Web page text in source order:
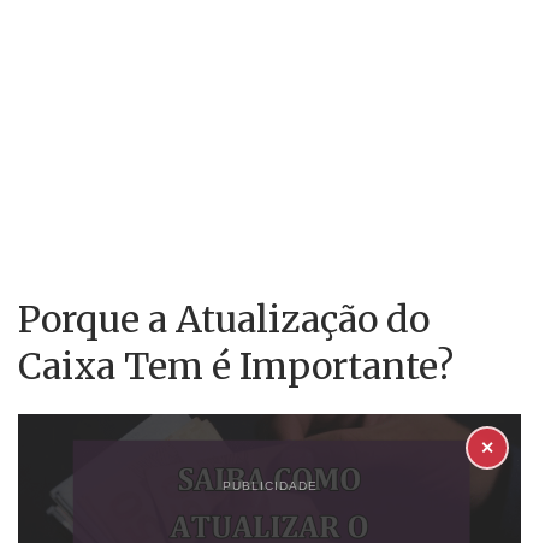
Porque a Atualização do
Caixa Tem é Importante?
PUBLICIDADE
✕